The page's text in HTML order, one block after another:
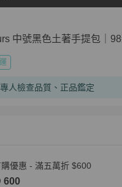
中號黑色土著手提包｜
人檢查品質、正品鑑定
優惠 - 滿五萬折 $600
600